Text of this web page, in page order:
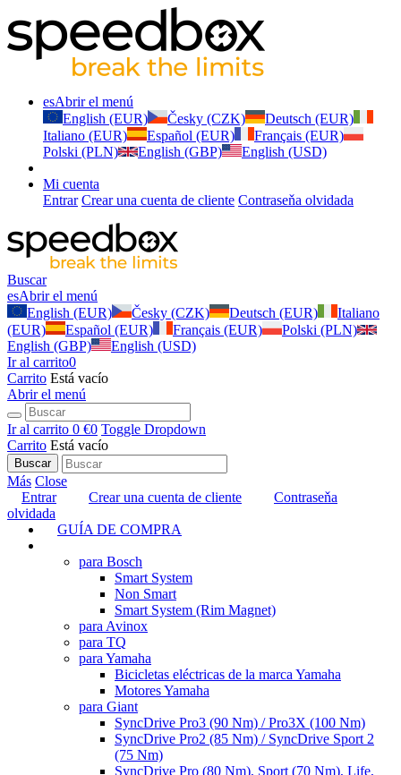
esAbrir el menú
English (EUR)
Česky (CZK)
Deutsch (EUR)
Italiano (EUR)
Español (EUR)
Français (EUR)
Polski (PLN)
English (GBP) English (USD)
Mi cuenta
Entrar Crear una cuenta de cliente Contraseňa olvidada
Buscar
esAbrir el menú
English (EUR)
Česky (CZK) Deutsch (EUR)
Italiano
(EUR)
Español (EUR) Français (EUR)
Polski (PLN)
English (GBP)
English (USD)
Ir al carrito0
Carrito Está vacío
Abrir el menú
Ir al carrito 0 €0 Toggle Dropdown
Carrito Está vacío
Buscar
Más Close
Entrar
Crear una cuenta de cliente
Contraseňa
olvidada
GUÍA DE COMPRA
para Bosch
Smart System
Non Smart
Smart System (Rim Magnet)
para Avinox
para TQ
para Yamaha
Bicicletas eléctricas de la marca Yamaha
Motores Yamaha
para Giant
SyncDrive Pro3 (90 Nm) / Pro3X (100 Nm)
SyncDrive Pro2 (85 Nm) / SyncDrive Sport 2
(75 Nm)
SyncDrive Pro (80 Nm), Sport (70 Nm), Life,